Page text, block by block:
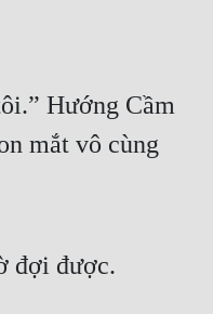
Hướng Cầm
mắt vô cùng
đợi được.